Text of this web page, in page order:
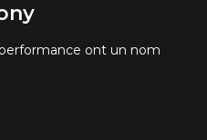
ont un nom